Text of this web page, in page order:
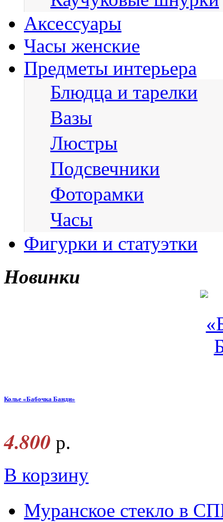
Аксессуары
Часы женские
Предметы интерьера
Блюдца и тарелки
Вазы
Люстры
Подсвечники
Фоторамки
Часы
Фигурки и статуэтки
Новинки
Колье «Бабочка Банди»
4.800 р.
В корзину
Муранское стекло в